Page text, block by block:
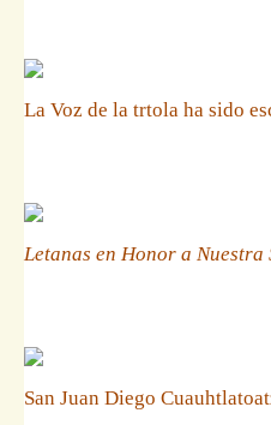
La Voz de la trtola ha sido
Letanas en Honor a Nuestra
San Juan Diego